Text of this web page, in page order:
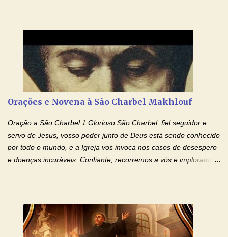
o mesmo Espírito e gozemos sempre da sua consolação. Por
Cristo, Senhor Nosso. Amém. Creio: Creio em Deus Pai Todo-
Poderoso, Criador do céu e da terra; e em Jesus Cristo, seu
único Filho, nosso Senhor; que foi concebido pelo poder do Espí­
foi crucificado, morto e sepultado. Desceu à mansão dos mortos;
ressuscitou ao terceiro dia; subiu aos céus, está sentado à direita
de Deus Pai todo-poderoso, donde há de vir a julgar os v...
Orações e Novena à São Charbel Makhlouf
Oração a São Charbel 1 Glorioso São Charbel, fiel seguidor e
servo de Jesus, vosso poder junto de Deus está sendo conhecido
por todo o mundo, e a Igreja vos invoca nos casos de desespero
e doenças incuráveis. Confiante, recorremos a vós e imploramos
Queremos sempre lembrar-nos deste favor, da vossa intercessão
e invocar-vos como nosso patrono, para maior glória de Deus e o
bem de nossas almas. São Charbel! Rogai por Nós e por todos